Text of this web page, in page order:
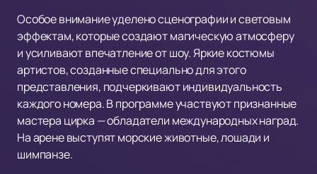
Особое внимание уделено сценографии и световым
эффектам, которые создают магическую атмосферу
и усиливают впечатление от шоу. Яркие костюмы
артистов, созданные специально для этого
представления, подчеркивают индивидуальность
каждого номера. В программе участвуют признанные
мастера цирка — обладатели международных наград.
На арене выступят морские животные, лошади и
шимпанзе.